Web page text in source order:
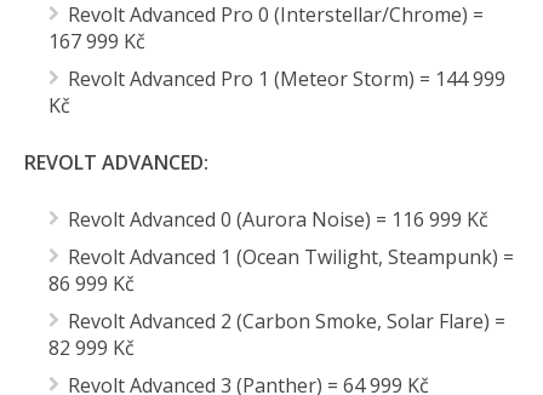
Revolt Advanced Pro 0 (Interstellar/Chrome) =
167 999 Kč
Revolt Advanced Pro 1 (Meteor Storm) = 144 999
Kč
REVOLT ADVANCED:
Revolt Advanced 0 (Aurora Noise) = 116 999 Kč
Revolt Advanced 1 (Ocean Twilight, Steampunk) =
86 999 Kč
Revolt Advanced 2 (Carbon Smoke, Solar Flare) =
82 999 Kč
Revolt Advanced 3 (Panther) = 64 999 Kč